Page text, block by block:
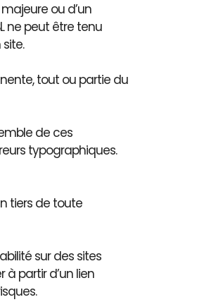
ou d’un
ne peut être tenu
tout ou partie du
de ces
typographiques.
tiers de toute
sur des sites
à partir d’un lien